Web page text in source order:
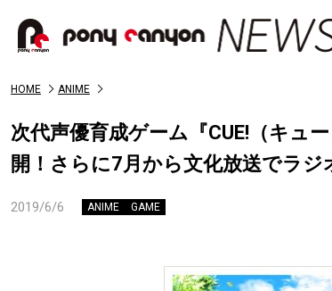
HOME ANIME
次代声優育成ゲーム『CUE!（キュ
開！さらに7月から文化放送でラジ
2019/6/6 ANIME GAME